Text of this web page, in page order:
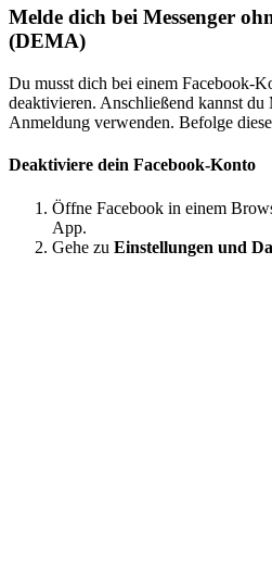
Melde dich bei Messenger
(DEMA)
Du musst dich bei einem Facebook-
deaktivieren. Anschließend kannst du
Anmeldung verwenden. Befolge
Deaktiviere dein Facebook-Konto
Öffne Facebook in einem
App.
Gehe zu Einstellungen und